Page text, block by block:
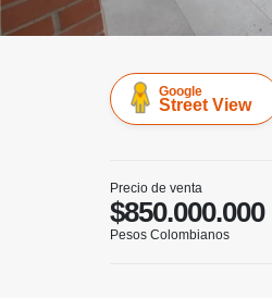
Google
Street View
Precio de venta
$850.000.000
Pesos Colombianos